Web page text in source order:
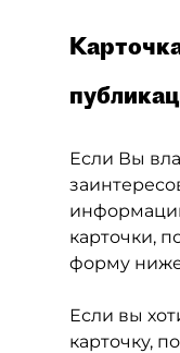
Если Вы
карточки,
форму
Если вы
карточку,